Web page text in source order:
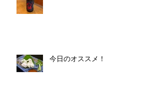
今日のオススメ！